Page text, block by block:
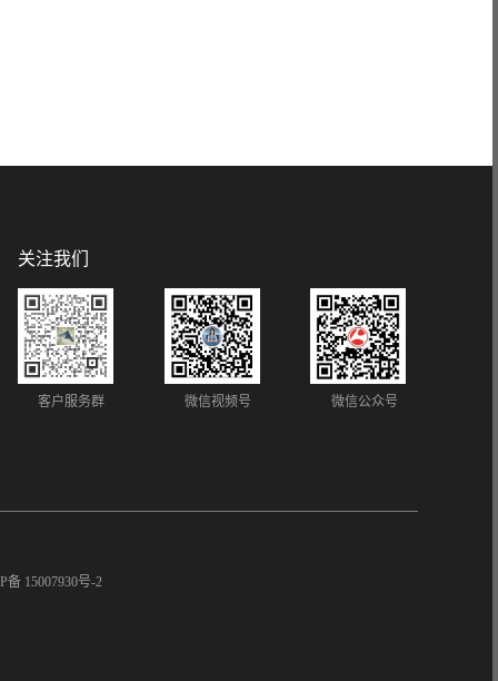
关注我们
客户服务群 微信视频号 微信公众号
备 15007930号-2